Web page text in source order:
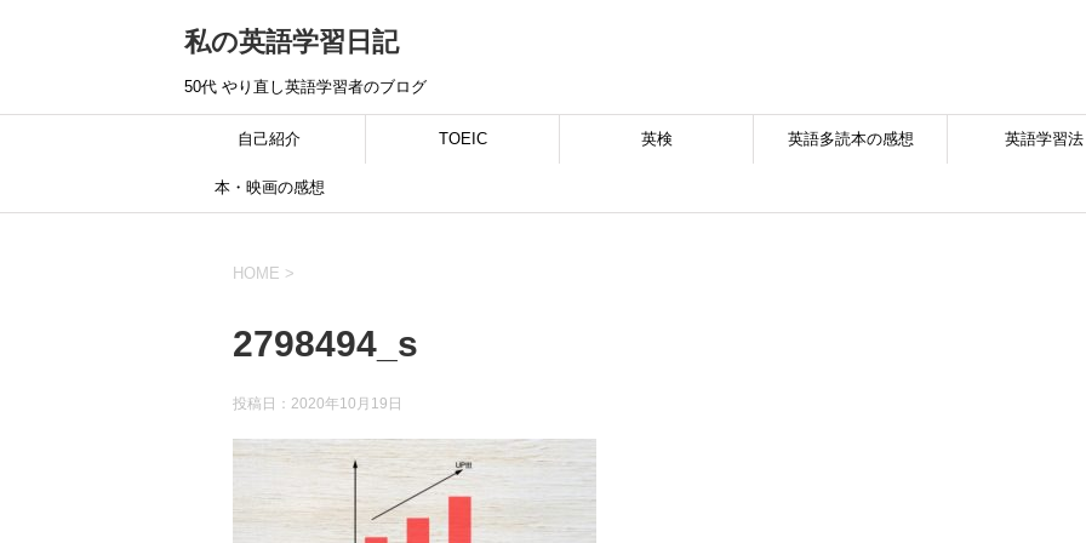
私の英語学習日記
50代 やり直し英語学習者のブログ
自己紹介 TOEIC 英検 英語多読本の感想 英語学習法
本・映画の感想
HOME >
2798494_s
投稿日： 2020年10月19日